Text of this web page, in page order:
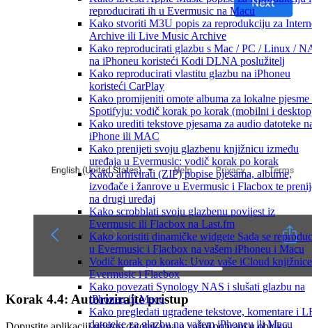
reproducirati ih u Evermusic na Macu
Kako stvoriti M3U popis za reprodukciju za
Archive ili Live Music Archive
Kako reproducirati glazbu s Mac / PC / Linux /
na iPhoneu koristeći Kodi DLNA poslužitelj
Kako reproducirati vlastitu glazbu na iPhoneu
koristeći CarPlay
Kako promijeniti omote albuma za lokalne pjesme
Spotifyju: vodič korak po korak (mobilni i
Kako urediti tekstove pjesama za audio datoteke
iPhone ili MAC
Kako prenijeti svoju glazbenu knjižnicu između
uređaja u Evermusic: vodič korak po korak
Kako arhivirati (ZIP) popise pjesama, albume,
izvođače i žanrove u Evermusic i Flacbox te
na drugi uređaj
Kako scrobblati svoju glazbenu povijest iz
Evermusic ili Flacbox na Last.fm
Kako koristiti dinamičke widgete Sada se
u Evermusic i Flacbox na vašem iPhoneu i Macu
Vodič korak po korak: Uvoz vaše iCloud
Evermusic i Flacbox
Kako povezati Synology NAS i slušati glazbu na
iPhoneu ili Macu
Kako pregledati ugrađene tekstove, komentare i
datoteke za glazbu na vašem iPhoneu ili Macu
Korak 4.4: Autorizirajte pristup